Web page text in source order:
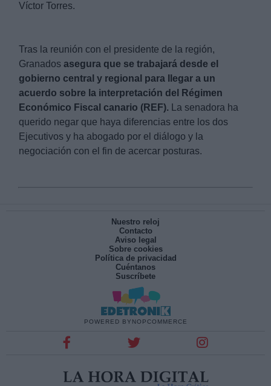
Víctor Torres.
Tras la reunión con el presidente de la región,
Granados asegura que se trabajará desde el
gobierno central y regional para llegar a un
acuerdo sobre la interpretación del Régimen
Económico Fiscal canario (REF). La senadora ha
querido negar que haya diferencias entre los dos
Ejecutivos y ha abogado por el diálogo y la
negociación con el fin de acercar posturas.
Nuestro reloj
Contacto
Aviso legal
Sobre cookies
Política de privacidad
Cuéntanos
Suscríbete
POWERED BY NOPCOMMERCE